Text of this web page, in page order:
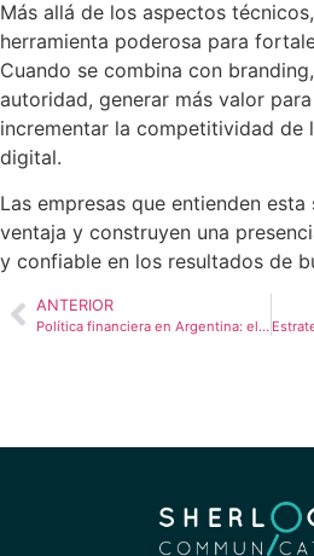
Más allá de los aspectos
herramienta poderosa para
Cuando se combina con
autoridad, generar más valor
incrementar la competitividad de
digital.
Las empresas que entienden esta
ventaja y construyen una
y confiable en los resultados de
ANTERIOR
Política financiera en Argentina: el país se reordena en su nueva era post-cepo